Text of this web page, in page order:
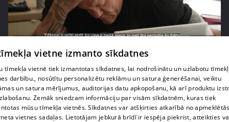
Kaspars Kambala neslēpj vilšanos par bijušo sievu
Tifāniju
72. epizode
vietne izmanto sīkdatnes
tīmekļa vietnē tiek izmantotas sīkdatnes, lai nodrošinātu un uzlabotu
darbību., nosūtītu personalizētu reklāmu un satura ģenerēšanai, veiktu
un satura mērījumus, auditorijas datu apkopošanu, kā arī produktu
Zemāk sniedzam informāciju par visām sīkdatnēm, kuras tiek
mūsu tīmekļa vietnēs. Sīkdatnes var atšķirties atkarībā no
vietnes sadaļas. Lietotājam jebkurā brīdī ir iespēja piekrist, atteikties